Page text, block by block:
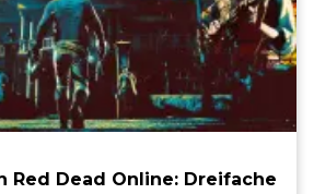
Red Dead Online: Dreifache